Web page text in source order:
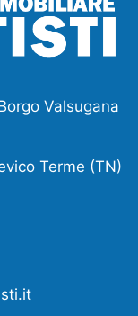
Valsugana
Terme (TN)